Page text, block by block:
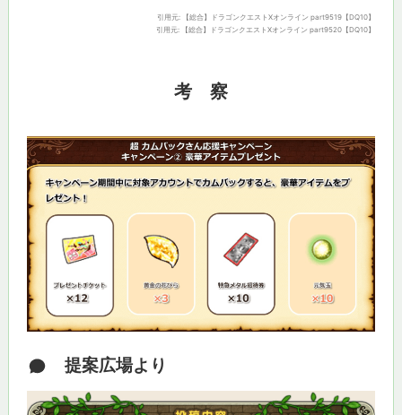
引用元:
【総合】ドラゴンクエストXオンライン part9519【DQ10】
引用元:
【総合】ドラゴンクエストXオンライン part9520【DQ10】
考 察
提案広場より